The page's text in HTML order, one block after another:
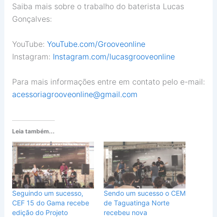
Saiba mais sobre o trabalho do baterista Lucas
Gonçalves:
YouTube: YouTube.com/Grooveonline
Instagram: Instagram.com/lucasgrooveonline
Para mais informações entre em contato pelo e-mail:
acessoriagrooveonline@gmail.com
Leia também...
Seguindo um sucesso,
CEF 15 do Gama recebe
edição do Projeto
Sendo um sucesso o CEM
de Taguatinga Norte
recebeu nova